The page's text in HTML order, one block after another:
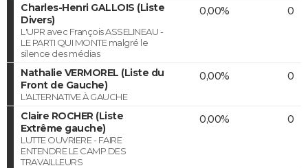
Charles-Henri GALLOIS (Liste
Divers)
L'UPR avec François ASSELINEAU -
LE PARTI QUI MONTE malgré le
silence des médias
0,00% 0
Nathalie VERMOREL (Liste du
Front de Gauche)
L'ALTERNATIVE À GAUCHE
0,00% 0
Claire ROCHER (Liste
Extrême gauche)
LUTTE OUVRIERE - FAIRE
ENTENDRE LE CAMP DES
TRAVAILLEURS
0,00% 0